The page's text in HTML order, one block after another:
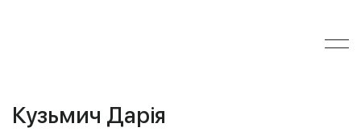
Кузьмич Дарія